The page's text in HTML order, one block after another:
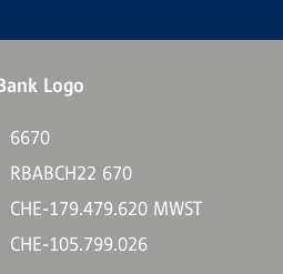
6670
RBABCH22 670
CHE-179.479.620 MWST
CHE-105.799.026